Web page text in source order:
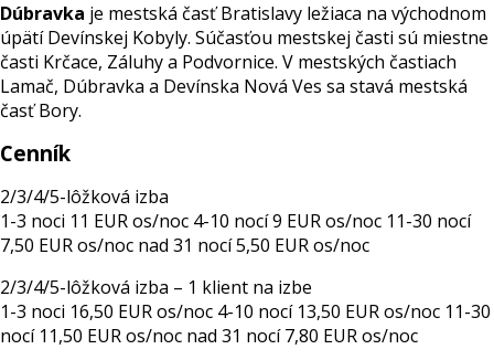
Dúbravka je mestská časť Bratislavy ležiaca na východnom
úpätí Devínskej Kobyly. Súčasťou mestskej časti sú miestne
časti Krčace, Záluhy a Podvornice. V mestských častiach
Lamač, Dúbravka a Devínska Nová Ves sa stavá mestská
časť Bory.
Cenník
2/3/4/5-lôžková izba
1-3 noci 11 EUR os/noc 4-10 nocí 9 EUR os/noc 11-30 nocí
7,50 EUR os/noc nad 31 nocí 5,50 EUR os/noc
2/3/4/5-lôžková izba – 1 klient na izbe
1-3 noci 16,50 EUR os/noc 4-10 nocí 13,50 EUR os/noc 11-30
nocí 11,50 EUR os/noc nad 31 nocí 7,80 EUR os/noc